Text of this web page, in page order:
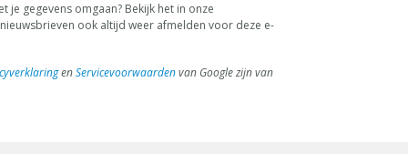
je gegevens omgaan? Bekijk het in onze
ook altijd weer afmelden voor deze e-
enServicevoorwaardenvan Google zijn van